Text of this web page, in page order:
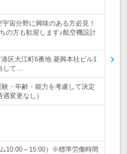
宙分野に興味のある方必見！
の方も歓迎します♪航空機設計
区大江町6番地 菱興本社ビル1
して…
・年齢・能力を考慮して決定
変更なし）
10:00～15:00）※標準労働時間